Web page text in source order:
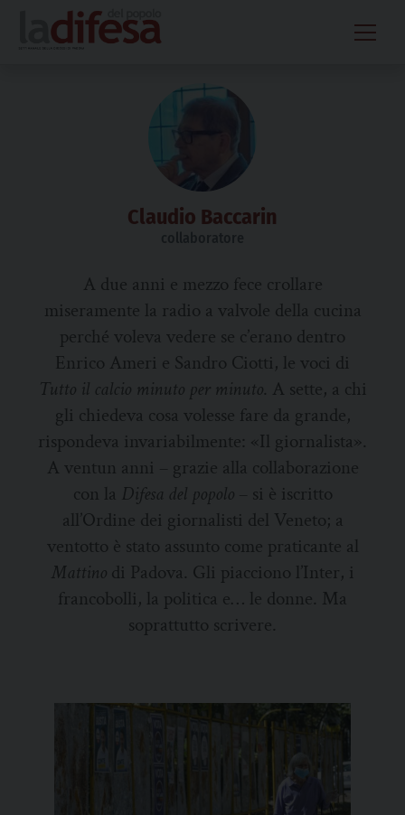
content
Claudio Baccarin
A due anni e mezzo fece crollare
miseramente la radio a valvole della cucina
perché voleva vedere se c’erano dentro
Enrico Ameri e Sandro Ciotti, le voci di
Tutto il calcio minutoper minuto. A sette, a chi
gli chiedeva cosa volesse fare da grande,
rispondeva invariabilmente: « Il giornalista».
A ventun anni – grazie alla collaborazione
con la Difesa del popolo– si è iscritto
all’Ordine dei giornalisti del Veneto; a
ventotto è stato assunto come praticante al
Mattinodi Padova. Gli piacciono l’Inter, i
francobolli, la politica e… le donne. Ma
soprattutto scrivere.